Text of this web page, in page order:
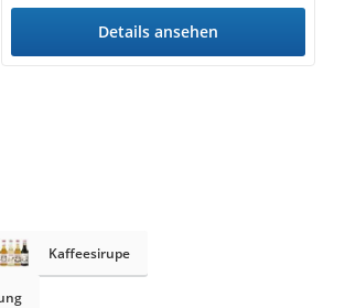
Details ansehen
Kaffeesirupe